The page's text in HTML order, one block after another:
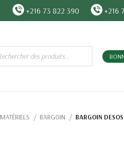
+216 73 822 390 +216
MATÉRIELS BARGOIN BARGOIN